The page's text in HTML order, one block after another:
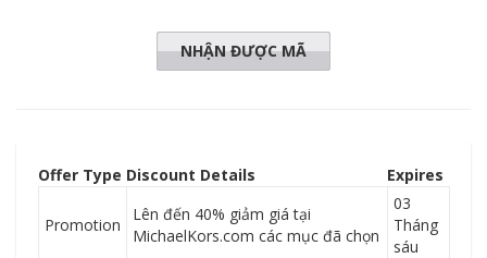
UTLET15
NHẬN ĐƯỢC MÃ
Offer Type Discount Details Expires
Promotion
Lên đến 40% giảm giá tại
MichaelKors.com các mục đã chọn
03
Tháng
sáu